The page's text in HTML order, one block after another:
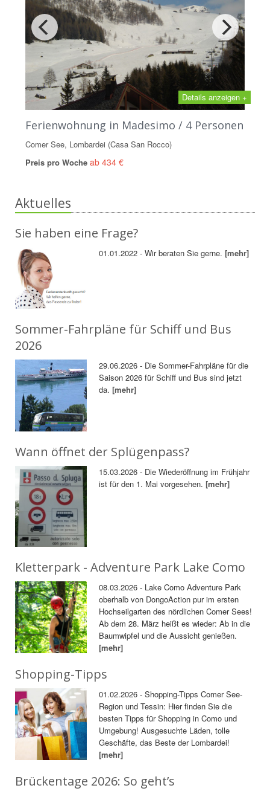
Details anzeigen +
Ferienwohnung in Madesimo / 4 Personen
Comer See, Lombardei (Casa San Rocco)
Preis pro Woche ab 434 €
Aktuelles
Sie haben eine Frage?
01.01.2022 - Wir beraten Sie gerne.[mehr]
Sommer-Fahrpläne für Schiff und Bus
2026
29.06.2026 - Die Sommer-Fahrpläne für die
Saison 2026 für Schiff und Bus sind jetzt
da.[mehr]
Wann öffnet der Splügenpass?
15.03.2026 - Die Wiederöffnung im Frühjahr
ist für den 1. Mai vorgesehen.[mehr]
Kletterpark - Adventure Park Lake Como
08.03.2026 - Lake Como Adventure Park
oberhalb von DongoAction pur im ersten
Hochseilgarten des nördlichen Comer Sees!
Ab dem 28. März heißt es wieder: Ab in die
Baumwipfel und die Aussicht genießen.
[mehr]
Shopping-Tipps
01.02.2026 - Shopping-Tipps Comer See-
Region und Tessin: Hier finden Sie die
besten Tipps für Shopping in Como und
Umgebung! Ausgesuchte Läden, tolle
Geschäfte, das Beste der Lombardei!
[mehr]
Brückentage 2026: So geht’s